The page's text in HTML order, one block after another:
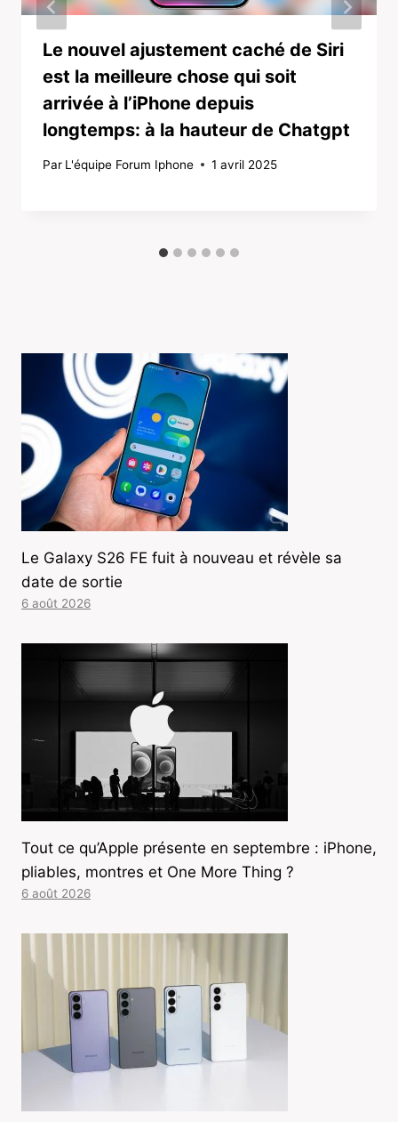
Le nouvel ajustement caché de Siri
est la meilleure chose qui soit
arrivée à l’iPhone depuis
longtemps: à la hauteur de Chatgpt
Par L'équipe Forum Iphone 1 avril 2025
Le Galaxy S26 FE fuit à nouveau et révèle sa
date de sortie
6 août 2026
Tout ce qu’Apple présente en septembre : iPhone,
pliables, montres et One More Thing ?
6 août 2026